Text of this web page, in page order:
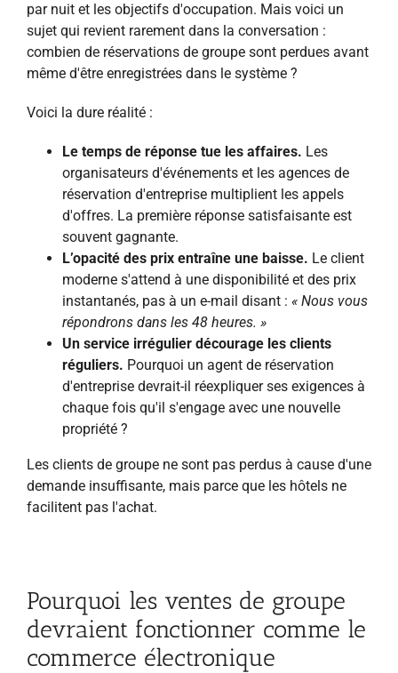
par nuit et les objectifs d'occupation. Mais voici un
sujet qui revient rarement dans la conversation :
combien de réservations de groupe sont perdues avant
même d'être enregistrées dans le système ?
Voici la dure réalité :
Le temps de réponse tue les affaires. Les
organisateurs d'événements et les agences de
réservation d'entreprise multiplient les appels
d'offres. La première réponse satisfaisante est
souvent gagnante.
L’opacité des prix entraîne une baisse. Le client
moderne s'attend à une disponibilité et des prix
instantanés, pas à un e-mail disant : « Nous vous
répondrons dans les 48 heures. »
Un service irrégulier décourage les clients
réguliers. Pourquoi un agent de réservation
d'entreprise devrait-il réexpliquer ses exigences à
chaque fois qu'il s'engage avec une nouvelle
propriété ?
Les clients de groupe ne sont pas perdus à cause d'une
demande insuffisante, mais parce que les hôtels ne
facilitent pas l'achat.
Pourquoi les ventes de groupe
devraient fonctionner comme le
commerce électronique